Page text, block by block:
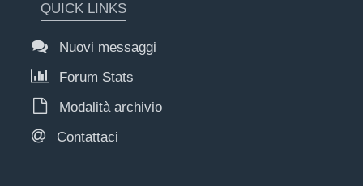
QUICK LINKS
Nuovi messaggi
Forum Stats
Modalità archivio
Contattaci